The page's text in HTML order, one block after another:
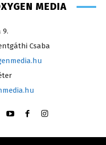
MEDIA
9.
Csaba